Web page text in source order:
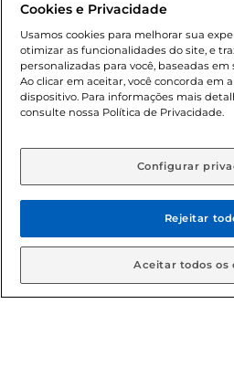
cliente. Os preços, ofertas e
o e-commerce e válidos durante
sofrer alterações sem prévia
de bebidas alcoólicas para
Lei n.º 8069/90, art. 81, inciso II
Adolescente). Preços e condições
aviso prévio. O valor mínimo
© 2026 Copyright.
reservados
Cookies e Privacidade
Usamos cookies para melhorar sua
otimizar as funcionalidades do site, e
personalizadas para você, baseadas
Ao clicar em aceitar, você concorda em
dispositivo. Para informações mais
consulte nossa Política de Privacidade.
Configurar
Rejeitar
Aceitar todos os